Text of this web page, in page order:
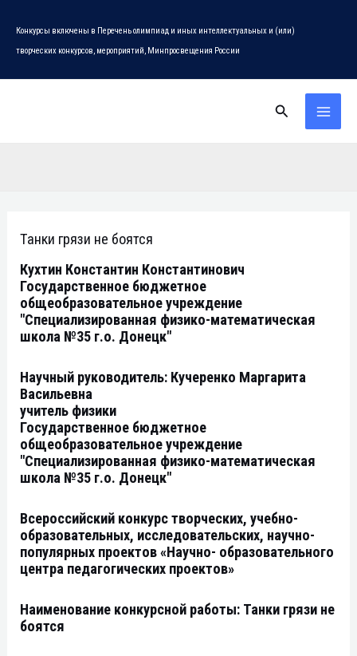
содержимому
Конкурсы включены в Перечень олимпиад и иных интеллектуальных и (или)
творческих конкурсов, мероприятий, Минпросвещения России
Поиск
Танки грязи не боятся
Кухтин Константин Константинович
Государственное бюджетное
общеобразовательное учреждение
"Специализированная физико-математическая
школа №35 г.о. Донецк"
Научный руководитель: Кучеренко Маргарита
Васильевна
учитель физики
Государственное бюджетное
общеобразовательное учреждение
"Специализированная физико-математическая
школа №35 г.о. Донецк"
Всероссийский конкурс творческих, учебно-
образовательных, исследовательских, научно-
популярных проектов «Научно- образовательного
центра педагогических проектов»
Наименование конкурсной работы: Танки грязи не
боятся